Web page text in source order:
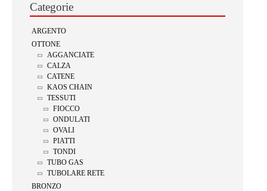
Categorie
ARGENTO
OTTONE
AGGANCIATE
CALZA
CATENE
KAOS CHAIN
TESSUTI
FIOCCO
ONDULATI
OVALI
PIATTI
TONDI
TUBO GAS
TUBOLARE RETE
BRONZO